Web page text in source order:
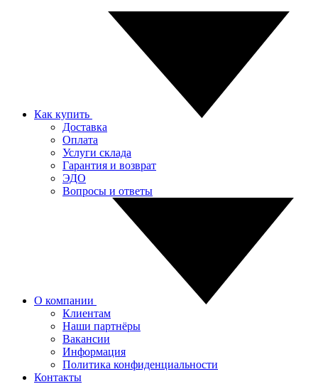
Как купить
Доставка
Оплата
Услуги склада
Гарантия и возврат
ЭДО
Вопросы и ответы
О компании
Клиентам
Наши партнёры
Вакансии
Информация
Политика конфиденциальности
Контакты